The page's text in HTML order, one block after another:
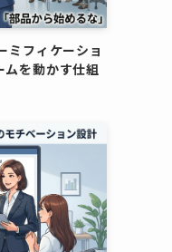
ミフィケーショ
ムを動かす仕組